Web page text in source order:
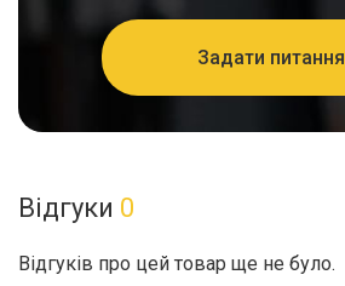
Задати питання
Відгуки 0
Відгуків про цей товар ще не було.